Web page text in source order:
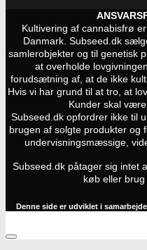
Kultivering af cannabisfrø
Danmark. Subseed.dk
samlerobjekter og til genetisk
at overholde
forudsætning af, at de ikke
Hvis vi har grund til at tro, at
Kunder skal
Subseed.dk opfordrer ikke til
brugen af solgte produkter og
undervisningsmæssige,
Subseed.dk påtager sig intet
køb eller
Denne side er udviklet i samarbejde